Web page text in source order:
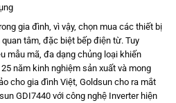
gia đình, vì vậy, chọn mua các thiết bị
tâm, đặc biệt bếp điện từ. Tuy
mẫu mã, đa dạng chủng loại khiến
năm kinh nghiệm sản xuất và mong
cho gia đình Việt, Goldsun cho ra mắt
GDI7440 với công nghệ Inverter hiện